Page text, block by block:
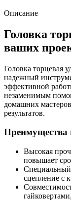
Описание
Головка
ваших
Головка торцевая
надежный
эффективной
незаменимым
домашних
результатов.
Преимущества
Высокая
повышает
Специальный
сцепление с